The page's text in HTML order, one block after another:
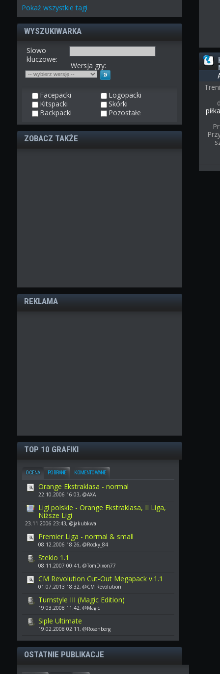
Pokażwszystkie tagi
WYSZUKIWARKA
Slowo
kluczowe:
Wersja gry:
Facepacki
Logopacki
Kitspacki
Skórki
Backpacki
Pozostałe
ZOBACZ TAKŻE
REKLAMA
TOP 10 GRAFIKI
OCENA POBRANE KOMENTOWANE
Orange Ekstraklasa - normal
22.10.2006 16:03, @AXA
Ligi polskie - Orange Ekstraklasa, II Liga,
Niższe Ligi
23.11.2006 23:43, @jakubkwa
Premier Liga - normal & small
08.12.2006 18:26, @Rocky_84
Steklo 1.1
08.11.2007 00:41, @TomDixon77
CM Revolution Cut-Out Megapack v.1.1
01.07.2013 18:32, @CM Revolution
Turnstyle III (Magic Edition)
19.03.2008 11:42, @Magic
Siple Ultimate
19.02.2008 02:11, @Rosenberg
OSTATNIE PUBLIKACJE